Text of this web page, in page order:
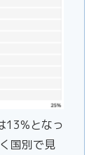
13%となっ
国別で見